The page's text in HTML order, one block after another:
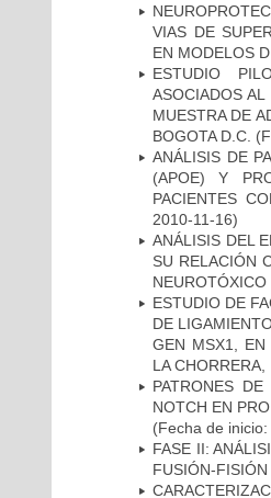
VIAS DE
EN MODELOS
ESTUDIO
ASOCIADOS
MUESTRA DE
BOGOTA D.C.
ANÁLISIS DE
(APOE) Y
PACIENTES
2010-11-16)
ANÁLISIS DEL
SU RELACIÓN
NEUROTÓXICO
ESTUDIO DE
DE
GEN MSX1, EN
LA
PATRONES
NOTCH EN
(Fecha de
FASE II:
FUSIÓN-